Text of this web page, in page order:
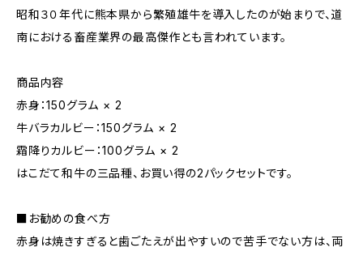
昭和３０年代に熊本県から繁殖雄牛を導入したのが始まりで、道
南における畜産業界の最高傑作とも言われています。
商品内容
赤身：150グラム × 2
牛バラカルビー：150グラム × 2
霜降りカルビー：100グラム × 2
はこだて和牛の三品種、お買い得の2パックセットです。
■お勧めの食べ方
赤身は焼きすぎると歯ごたえが出やすいので苦手でない方は、両